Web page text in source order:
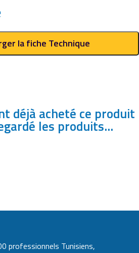
la fiche Technique
déjà acheté ce produit
les produits...
professionnels Tunisiens,